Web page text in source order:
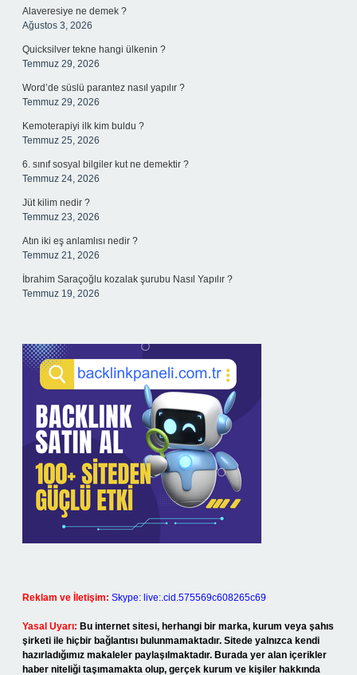
Alaveresiye ne demek ?
Ağustos 3, 2026
Quicksilver tekne hangi ülkenin ?
Temmuz 29, 2026
Word’de süslü parantez nasıl yapılır ?
Temmuz 29, 2026
Kemoterapiyi ilk kim buldu ?
Temmuz 25, 2026
6. sınıf sosyal bilgiler kut ne demektir ?
Temmuz 24, 2026
Jüt kilim nedir ?
Temmuz 23, 2026
Atın iki eş anlamlısı nedir ?
Temmuz 21, 2026
İbrahim Saraçoğlu kozalak şurubu Nasıl Yapılır ?
Temmuz 19, 2026
Reklam ve İletişim: Skype: live:.cid.575569c608265c69
Yasal Uyarı: Bu internet sitesi, herhangi bir marka, kurum veya şahıs
şirketi ile hiçbir bağlantısı bulunmamaktadır. Sitede yalnızca kendi
hazırladığımız makaleler paylaşılmaktadır. Burada yer alan içerikler
haber niteliği taşımamakta olup, gerçek kurum ve kişiler hakkında